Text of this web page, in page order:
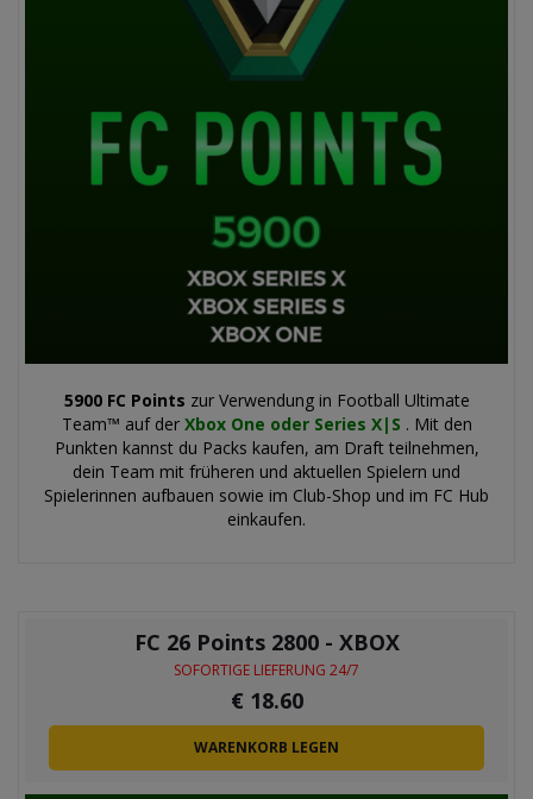
5900 FC Points zur Verwendung in Football Ultimate
Team™ auf der Xbox One oder Series X|S . Mit den
Punkten kannst du Packs kaufen, am Draft teilnehmen,
dein Team mit früheren und aktuellen Spielern und
Spielerinnen aufbauen sowie im Club-Shop und im FC Hub
einkaufen.
FC 26 Points 2800 - XBOX
SOFORTIGE LIEFERUNG 24/7
€ 18.60
WARENKORB LEGEN